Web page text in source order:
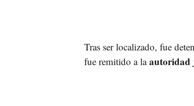
Tras ser localizado, fue
fue remitido a laautoridad